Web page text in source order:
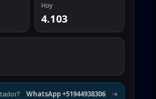
Hoy
4.103
WhatsApp +51944938306 →